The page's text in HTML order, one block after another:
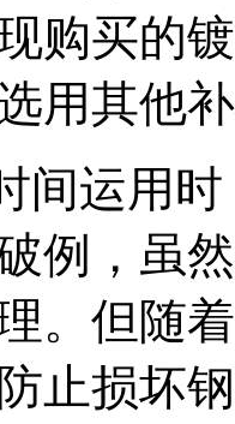
购买的
用其他
间运用
例，虽
。但随
止损坏